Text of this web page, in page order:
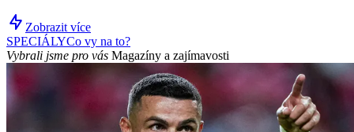
Zobrazit více
SPECIÁLYCo vy na to?
Vybrali jsme pro vás Magazíny a zajímavosti